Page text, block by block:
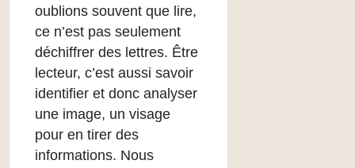
oublions souvent que lire,
ce n’est pas seulement
déchiffrer des lettres. Être
lecteur, c’est aussi savoir
identifier et donc analyser
une image, un visage
pour en tirer des
informations. Nous